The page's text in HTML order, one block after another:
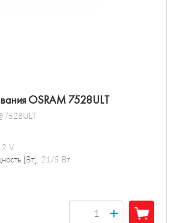
OSRAM 7528ULT
V
[Вт]: 21/5 Вт
+